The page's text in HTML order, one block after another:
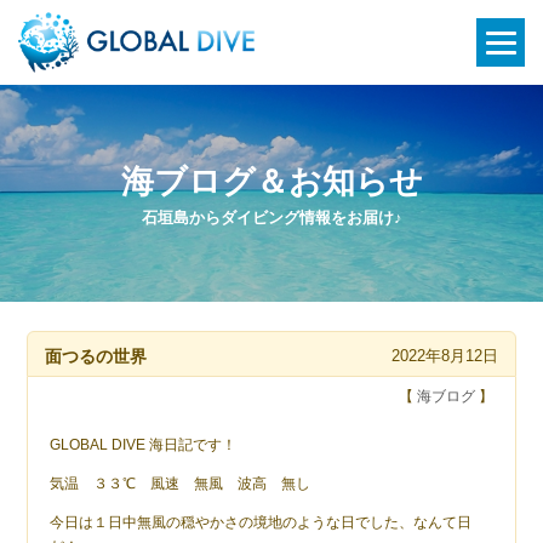
石垣島からダイビング情報をお届け♪
海ブログ＆お知らせ
面つるの世界 2022年8月12日
【 海ブログ】
GLOBAL DIVE 海日記です！
気温 ３３℃ 風速 無風 波高 無し
今日は１日中無風の穏やかさの境地のような日でした、なんて日